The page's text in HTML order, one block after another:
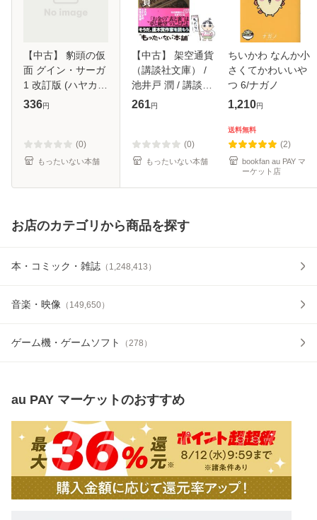
【中古】 豹頭の仮
面 グイン・サーガ
1 改訂版 (ハヤカワ
文庫) / 栗本薫 / 早
336円
(0)
もったいない本舗
【中古】 架空通貨
（講談社文庫） /
池井戸 潤 / 講談社
[文庫]【メール便送
261円
(0)
もったいない本舗
ちいかわ なんか小
さくてかわいいや
つ 6/ナガノ
1,210円
送料無料
(2)
bookfan au PAY マ
ーケット店
お店のカテゴリから商品を探す
本・コミック・雑誌 （ 1,248,413 ）
音楽・映像 （ 149,650）
ゲーム機・ゲームソフト （278 ）
au PAY マーケットのおすすめ